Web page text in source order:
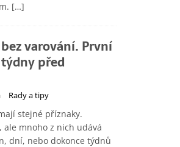
[…]
varování. První
před
Rady a tipy
stejné příznaky.
ale mnoho z nich udává
dní, nebo dokonce týdnů